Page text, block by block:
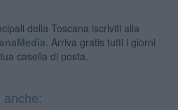
della Toscana iscriviti alla
Arriva gratis tutti i giorni
casella di posta.